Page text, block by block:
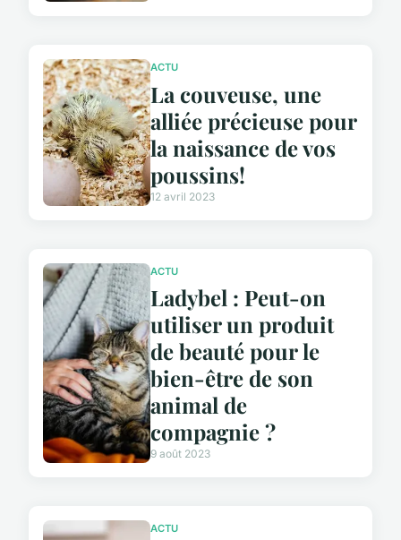
ACTU
La couveuse, une
alliée précieuse pour
la naissance de vos
poussins!
12 avril 2023
ACTU
Ladybel : Peut-on
utiliser un produit
de beauté pour le
bien-être de son
animal de
compagnie ?
9 août 2023
ACTU